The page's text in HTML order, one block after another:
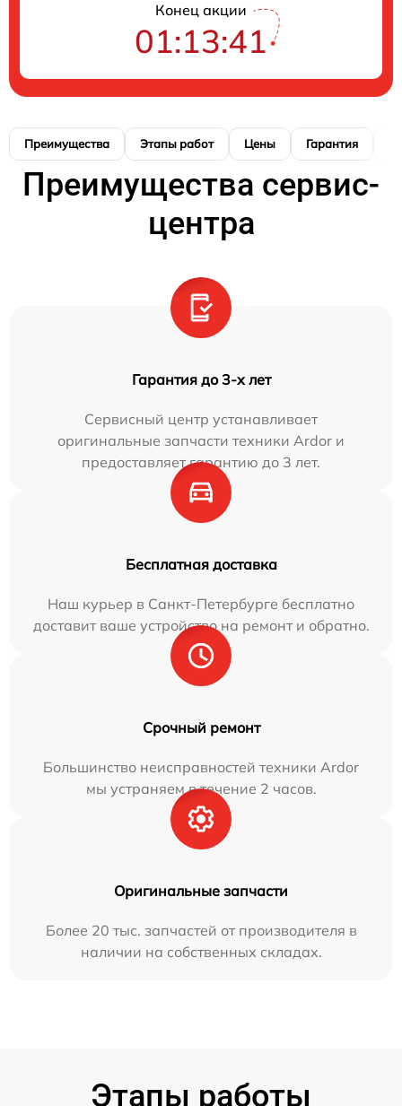
Конец акции
01:13:40
Преимущества Этапы работ Цены Гарантия
Преимущества сервис-
центра
Гарантия до 3-х лет
Сервисный центр устанавливает
оригинальные запчасти техники Ardor и
предоставляет гарантию до 3 лет.
Бесплатная доставка
Наш курьер в Санкт-Петербурге бесплатно
доставит ваше устройство на ремонт и обратно.
Срочный ремонт
Большинство неисправностей техники Ardor
мы устраняем в течение 2 часов.
Оригинальные запчасти
Более 20 тыс. запчастей от производителя в
наличии на собственных складах.
Этапы работы